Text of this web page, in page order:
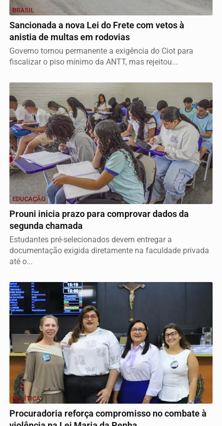
BRASIL
Sancionada a nova Lei do Frete com vetos à
anistia de multas em rodovias
Governo tornou permanente a exigência do Ciot para
fiscalizar o piso mínimo da ANTT, mas rejeitou...
EDUCAÇÃO
Prouni inicia prazo para comprovar dados da
segunda chamada
Estudantes pré-selecionados devem entregar a
documentação exigida diretamente na faculdade privada
até o...
POLÍTICA
Procuradoria reforça compromisso no combate à